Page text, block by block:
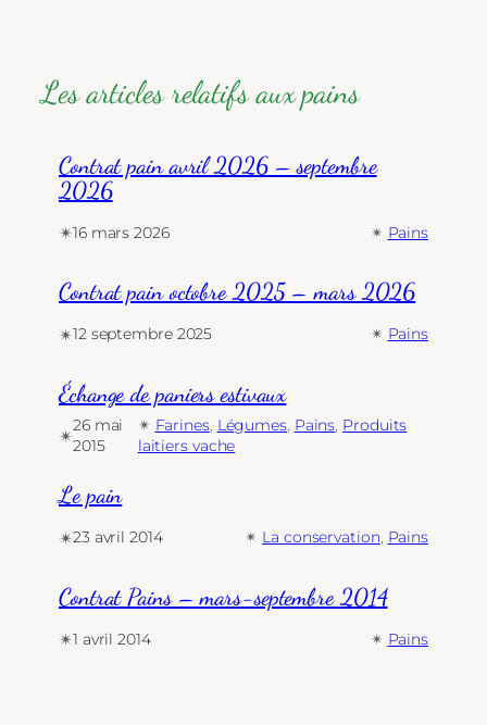
Les articles relatifs aux pains
Contrat pain avril 2026 – septembre
2026
✴︎16 mars 2026 ✴︎ Pains
Contrat pain octobre 2025 – mars 2026
✴︎12 septembre 2025 ✴︎ Pains
Échange de paniers estivaux
✴︎26 mai
2015
✴︎ Farines, Légumes, Pains, Produits
laitiers vache
Le pain
✴︎23 avril 2014 ✴︎ La conservation, Pains
Contrat Pains – mars-septembre 2014
✴︎1 avril 2014 ✴︎ Pains